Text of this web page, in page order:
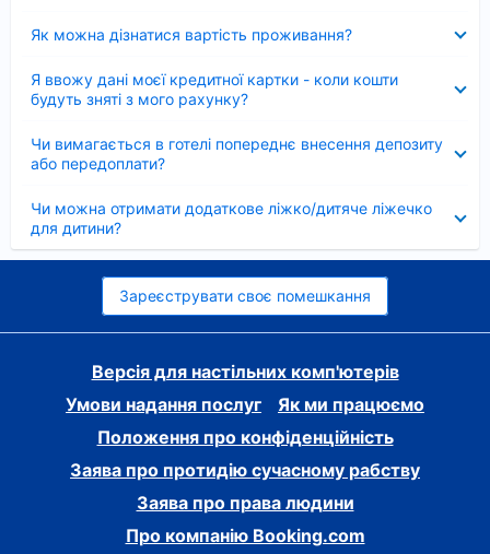
Як можна дізнатися вартість проживання?
Я ввожу дані моєї кредитної картки - коли кошти
будуть зняті з мого рахунку?
Чи вимагається в готелі попереднє внесення депозиту
або передоплати?
Чи можна отримати додаткове ліжко/дитяче ліжечко
для дитини?
Зареєструвати своє помешкання
Версія для настільних комп'ютерів
Умови надання послуг
Як ми працюємо
Положення про конфіденційність
Заява про протидію сучасному рабству
Заява про права людини
Про компанію Booking.com